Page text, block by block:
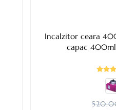
Incalzitor ceara
capac 400ml